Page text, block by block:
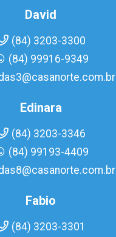
David
(84) 3203-3300
(84) 99916-9349
Edinara
(84) 3203-3346
(84) 99193-4409
Fabio
(84) 3203-3301